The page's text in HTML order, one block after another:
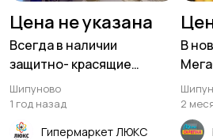
Цена не указана
Всегда в наличии
защитно- красящие
составы
Шипуново
1 год назад
Гипермаркет ЛЮКС
В
2